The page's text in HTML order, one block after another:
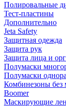
Полировальные
Тест-пластины
Дополнительно
Jeta Safety
Защитная одежда
Защита рук
Защита лица и
Полумаски
Полумаски
Комбинезоны без
Boomer
Маскирующие